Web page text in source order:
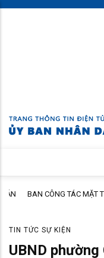
Skip
BAN CÔNG TÁC MẶT
TIN TỨC SỰ KIỆN
UBND